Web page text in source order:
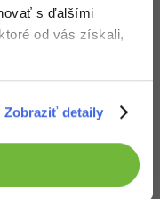
s ďalšími
od vás získali,
Zobraziť detaily